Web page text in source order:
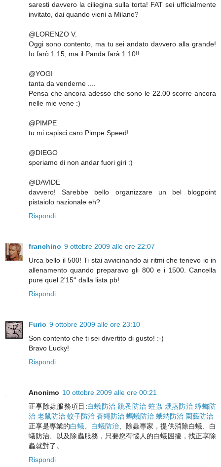
saresti davvero la ciliegina sulla torta! FAT sei ufficialmente
invitato, dai quando vieni a Milano?
@LORENZO V.
Oggi sono contento, ma tu sei andato davvero alla grande!
Io farò 1.15, ma il Panda farà 1.10!!
@YOGI
tanta da venderne ....
Pensa che ancora adesso che sono le 22.00 scorre ancora
nelle mie vene :)
@PIMPE
tu mi capisci caro Pimpe Speed!
@DIEGO
speriamo di non andar fuori giri :)
@DAVIDE
davvero! Sarebbe bello organizzare un bel blogpoint
pistaiolo nazionale eh?
Rispondi
franchino 9 ottobre 2009 alle ore 22:07
Urca bello il 500! Ti stai avvicinando ai ritmi che tenevo io in
allenamento quando preparavo gli 800 e i 1500. Cancella
pure quel 2'15'' dalla lista pb!
Rispondi
Furio 9 ottobre 2009 alle ore 23:10
Son contento che ti sei divertito di gusto! :-)
Bravo Lucky!
Rispondi
Anonimo 10 ottobre 2009 alle ore 00:21
正享除蟲服務項目:白蟻防治 跳蚤防治 蛀蟲 燻蒸防治 蟑螂防
治 老鼠防治 蚊子防治 蒼蠅防治 螞蟻防治 蛾蚋防治 園藝防治
正享是專業的白蟻 白蟻防治 、除蟲專家，提供消除白蟻、白
蟻防治、以及除蟲服務，只要您有惱人的白蟻困擾，找正享除
蟲就對了。
Rispondi